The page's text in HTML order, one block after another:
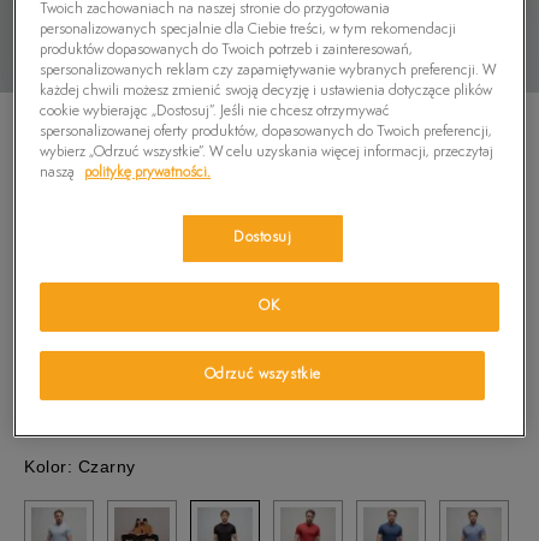
TIMBERLAND T-SHIRT TFO CHEST LOGO
(cena początkowa)
179,99 zł -6% (najniższa cena od momentu wprowadzenia produktu)
Kolor: Czarny
Twoich zachowaniach na naszej stronie do przygotowania
personalizowanych specjalnie dla Ciebie treści, w tym rekomendacji
produktów dopasowanych do Twoich potrzeb i zainteresowań,
spersonalizowanych reklam czy zapamiętywanie wybranych preferencji. W
każdej chwili możesz zmienić swoją decyzję i ustawienia dotyczące plików
cookie wybierając „Dostosuj”. Jeśli nie chcesz otrzymywać
spersonalizowanej oferty produktów, dopasowanych do Twoich preferencji,
wybierz „Odrzuć wszystkie”. W celu uzyskania więcej informacji, przeczytaj
naszą
politykę prywatności.
Dostosuj
Odrzuć wszystkie
OK